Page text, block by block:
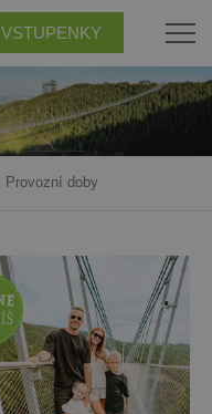
VSTUPENKY
Provozní doby